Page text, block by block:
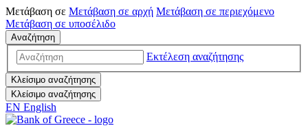
Μετάβαση σε Μετάβαση σε αρχή Μετάβαση σε περιεχόμενο
Μετάβαση σε υποσέλιδο
Αναζήτηση
Εκτέλεση αναζήτησης
Κλείσιμο αναζήτησης
Κλείσιμο αναζήτησης
EN English